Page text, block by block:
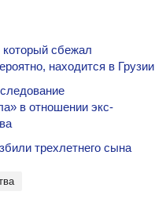
сбежал
находится в Грузии
в отношении экс-
трехлетнего сына